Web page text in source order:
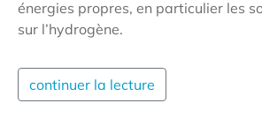
énergies propres, en particulier les
sur l’hydrogène.
continuer la lecture